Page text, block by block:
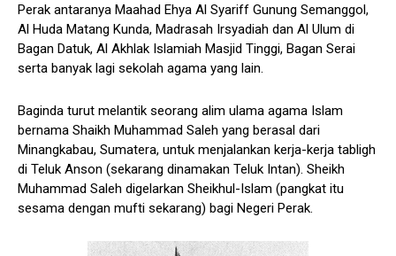
Perak antaranya Maahad Ehya Al Syariff Gunung Semanggol,
Al Huda Matang Kunda, Madrasah Irsyadiah dan Al Ulum di
Bagan Datuk, Al Akhlak Islamiah Masjid Tinggi, Bagan Serai
serta banyak lagi sekolah agama yang lain.
Baginda turut melantik seorang alim ulama agama Islam
bernama Shaikh Muhammad Saleh yang berasal dari
Minangkabau, Sumatera, untuk menjalankan kerja-kerja tabligh
di Teluk Anson (sekarang dinamakan Teluk Intan). Sheikh
Muhammad Saleh digelarkan Sheikhul-Islam (pangkat itu
sesama dengan mufti sekarang) bagi Negeri Perak.